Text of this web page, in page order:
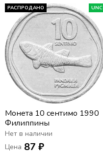
РАСПРОДАНО UNC
Монета 10 сентимо 1990
Филиппины
Нет в наличии
Цена 87 ₽